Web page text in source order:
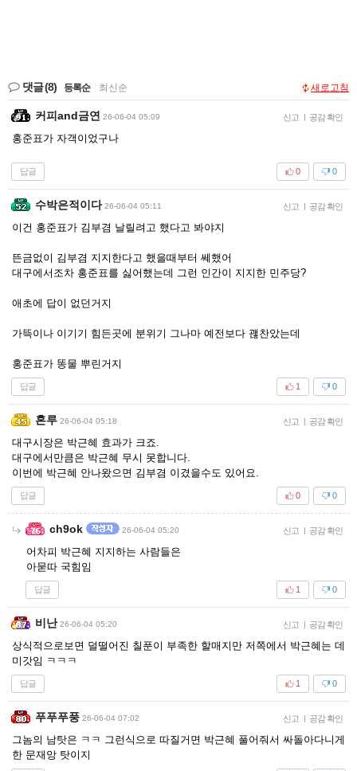
댓글(8) 등록순 최신순 새로고침
커피and금연 26-06-04 05:09 신고 | 공감 확인
홍준표가 자객이었구나
답글 0
0
수박은적이다 26-06-04 05:11 신고 | 공감 확인
이건 홍준표가 김부겸 날릴려고 했다고 봐야지
뜬금없이 김부겸 지지한다고 했을때부터 쎄했어
대구에서조차 홍준표를 싫어했는데 그런 인간이 지지한 민주당?
애초에 답이 없던거지
가뜩이나 이기기 힘든곳에 분위기 그나마 예전보다 괞찬았는데
홍준표가 똥물 뿌린거지
답글 0
1
혼루 26-06-04 05:18 신고 | 공감 확인
대구시장은 박근혜 효과가 크죠.
대구에서만큼은 박근혜 무시 못합니다.
이번에 박근혜 안나왔으면 김부겸 이겼을수도 있어요.
답글 0
0
ch9ok 26-06-04 05:20 신고 | 공감 확인
어차피 박근혜 지지하는 사람들은
아묻따 국힘임
답글 0
1
비난 26-06-04 05:20 신고 | 공감 확인
상식적으로보면 덜떨어진 칠푼이 부족한 할매지만 저쪽에서 박근혜는 데
미갓임 ㅋㅋㅋ
답글 0
1
푸푸푸풍 26-06-04 07:02 신고 | 공감 확인
그놈의 남탓은 ㅋㅋ 그런식으로 따질거면 박근혜 풀어줘서 싸돌아다니게
한 문재앙 탓이지